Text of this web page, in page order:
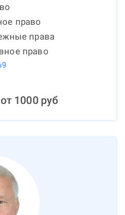
право
права
право
1000руб